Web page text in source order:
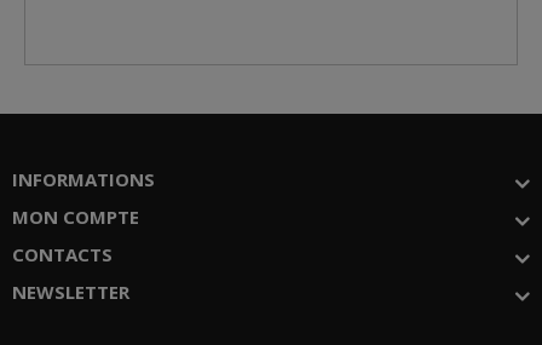
INFORMATIONS
MON COMPTE
CONTACTS
NEWSLETTER